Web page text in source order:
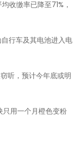
收缴率已降至71%，
行车及其电池进入电
听，预计今年底或明
用一个月橙色变粉